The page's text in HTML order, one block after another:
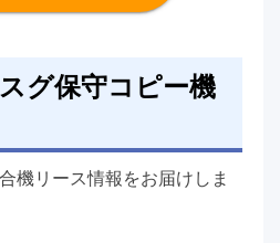
グ保守コピー機
機リース情報をお届けしま